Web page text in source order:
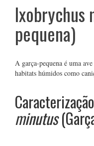
Ixobrychus
pequena)
A garça-pequena é uma
habitats húmidos como
minutus